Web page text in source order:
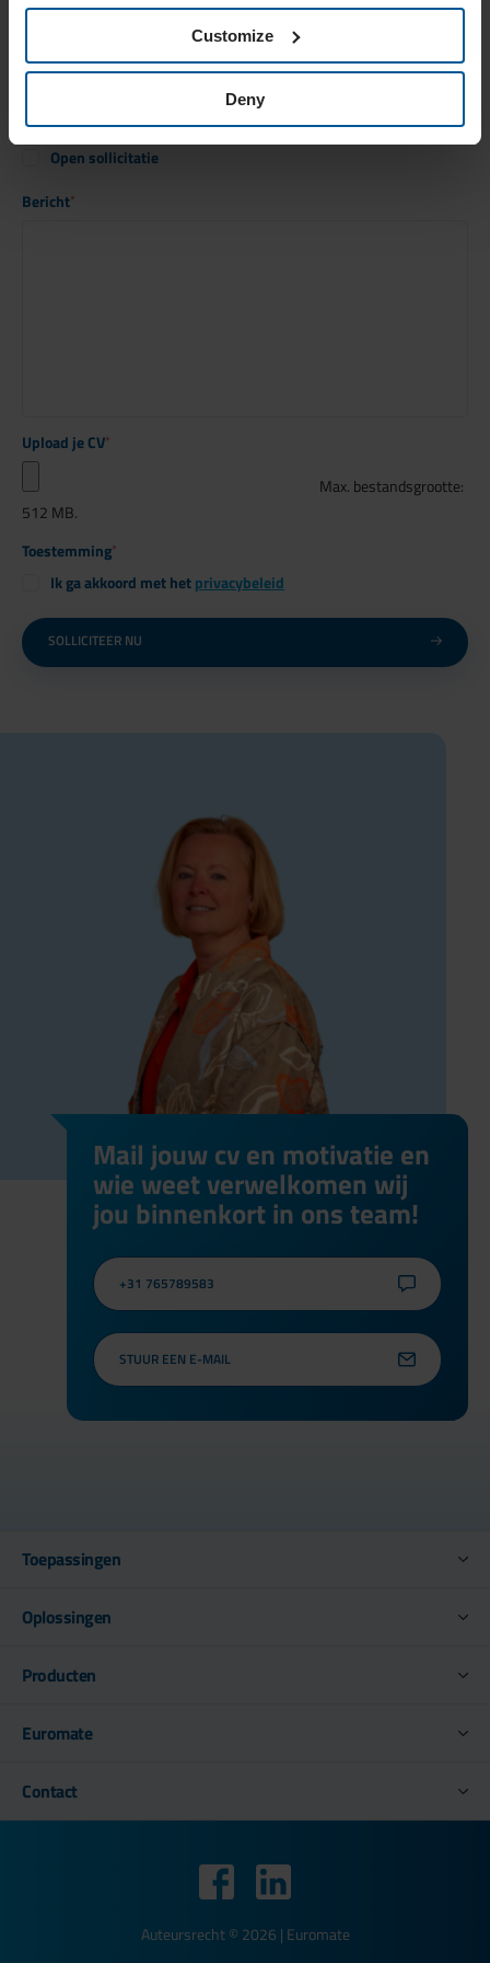
Customize
Deny
Functie*
Servicemedewerker
Stagiair(e) Mechatronica/Werktuigbouwkunde
Open sollicitatie
Bericht*
Upload je CV*
Max. bestandsgrootte:
512 MB.
Toestemming*
Ik ga akkoord met hetprivacybeleid
SOLLICITEER NU
Mail jouw cv en motivatie en
wie weet verwelkomen wij
jou binnenkort in ons team!
+31 765789583
STUUR EEN E-MAIL
Toepassingen
Oplossingen
Producten
Euromate
Contact
Auteursrecht © 2026 | Euromate